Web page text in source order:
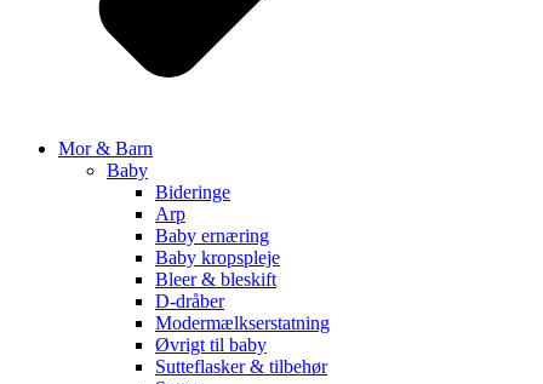
Mor & Barn
Baby
Bideringe
Arp
Baby ernæring
Baby kropspleje
Bleer & bleskift
D-dråber
Modermælkserstatning
Øvrigt til baby
Sutteflasker & tilbehør